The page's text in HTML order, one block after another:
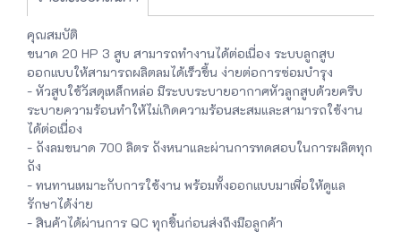
คุณสมบัติ
ขนาด 20 HP 3 สูบ สามารถทำงานได้ต่อเนื่อง ระบบลูกสูบ
ออกแบบให้สามารถผลิตลมได้เร็วขึ้น ง่ายต่อการซ่อมบำรุง
- หัวสูบใช้วัสดุเหล็กหล่อ มีระบบระบายอากาศหัวลูกสูบด้วยครีบ
ระบายความร้อนทำให้ไม่เกิดความร้อนสะสมและสามารถใช้งาน
ได้ต่อเนื่อง
- ถังลมขนาด 700 ลิตร ถังหนาและผ่านการทดสอบในการผลิตทุก
ถัง
- ทนทานเหมาะกับการใช้งาน พร้อมทั้งออกแบบมาเพื่อให้ดูแล
รักษาได้ง่าย
- สินค้าได้ผ่านการ QC ทุกชิ้นก่อนส่งถึงมือลูกค้า